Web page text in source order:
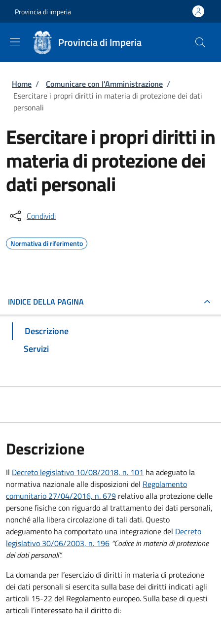
Provincia di imperia
Provincia di Imperia
Briciole di pane
Home / Comunicare con l'Amministrazione /
Esercitare i propri diritti in materia di protezione dei dati
personali
Esercitare i propri diritti in
materia di protezione dei
dati personali
Condividi
Normativa di riferimento
INDICE DELLA PAGINA
Descrizione
Servizi
Descrizione
Il Decreto legislativo 10/08/2018, n. 101 ha adeguato la
normativa nazionale alle disposizioni del Regolamento
comunitario 27/04/2016, n. 679 relativo alla protezione delle
persone fisiche con riguardo al trattamento dei dati personali,
nonché alla libera circolazione di tali dati. Questo
adeguamento ha comportato una integrazione del Decreto
legislativo 30/06/2003, n. 196 “Codice in materia di protezione
dei dati personali”.
La domanda per l’esercizio di diritti in materia di protezione
dei dati personali si esercita sulla base dei diritti indicati agli
articoli 15-22 del Regolamento europeo. Sulla base di questi
articoli l’interessato ha il diritto di: